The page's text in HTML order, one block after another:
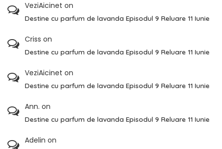
VeziAicinet on
Destine cu parfum de lavanda Episodul 9 Reluare 11 Iunie
Criss on
Destine cu parfum de lavanda Episodul 9 Reluare 11 Iunie
VeziAicinet on
Destine cu parfum de lavanda Episodul 9 Reluare 11 Iunie
Ann. on
Destine cu parfum de lavanda Episodul 9 Reluare 11 Iunie
Adelin on